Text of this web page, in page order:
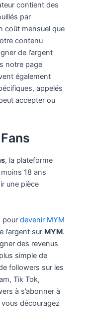
contient des
par
coût mensuel que
contenu
de l’argent
notre page
également
appelés
accepter ou
, la plateforme
18 ans
une pièce
pour devenir MYM
l’argent sur MYM.
des revenus
simple de
followers sur les
Tik Tok,
à s’abonner à
découragez